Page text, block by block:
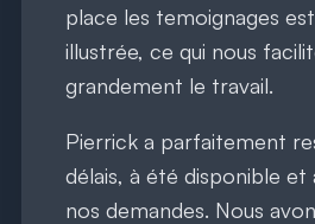
place les temoignages
illustrée, ce qui nous
grandement le travail.
Pierrick a parfaitement
délais, à été disponible et
nos demandes. Nous